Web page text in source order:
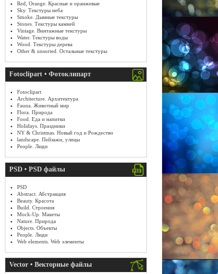
Red, Orange. Красные и оранжевые
Sky. Текстуры неба
Smoke. Дымные текстуры
Stones. Текстуры камней
Vintage. Винтажные текстуры
Water. Текстуры воды
Wood. Текстуры дерева
Other & unsorted. Остальные текстуры
Fotoclipart • Фотоклипарт
Fotoclipart
Architecture. Архитектура
Fauna. Животный мир
Flora. Природа
Food. Еда и напитки
Holidays. Праздники
NY & Christmas. Новый год и Рождество
landscape. Пейзажи, улицы
People. Люди
PSD • PSD файлы
PSD
Abstract. Абстракция
Beauty. Красота
Build. Строения
Mock-Up. Макеты
Nature. Природа
Objects. Объекты
People. Люди
Web elements. Web элементы
Vector • Векторные файлы